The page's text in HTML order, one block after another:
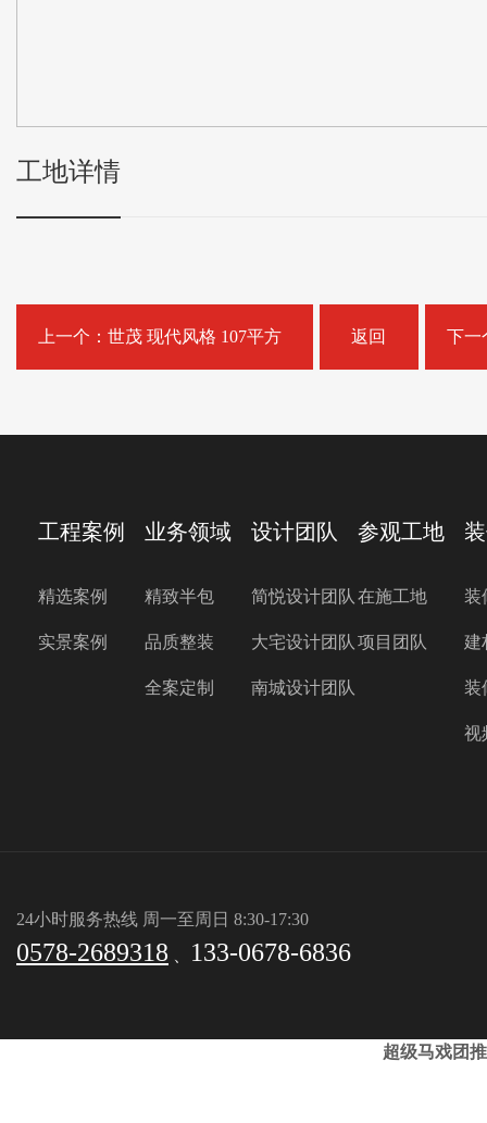
工地详情
上一个：世茂 现代风格 107平方 返回
工程案例
精选案例
实景案例
业务领域
精致半包
品质整装
全案定制
设计团队
简悦设计团队
大宅设计团队
南城设计团队
参观工地
在施工地
项目团队
装
建
装
视
24小时服务热线 周一至周日 8:30-17:30
0578-2689318 133-0678-6836
超级马戏团